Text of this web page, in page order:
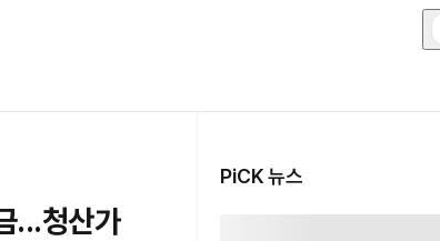
...청산가
PiCK 뉴스